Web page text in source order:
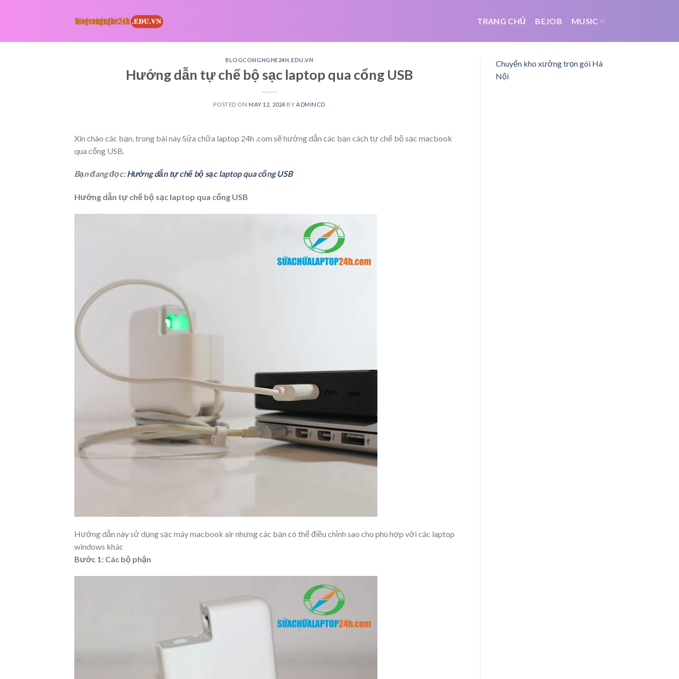
TRANG CHỦ BEJOB MUSIC
BLOGCONGNGHE24H.EDU.VN
Hướng dẫn tự chế bộ sạc laptop qua cổng USB
POSTED ON MAY 12, 2024 BY ADMINCD
Xin chào các bạn, trong bài này Sửa chữa laptop 24h .com sẽ hướng dẫn các bạn cách tự chế bộ sạc macbook
qua cổng USB.
Bạn đang đọc:Hướng dẫn tự chế bộ sạc laptop qua cổng USB
Hướng dẫn tự chế bộ sạc laptop qua cổng USB
Hướng dẫn này sử dụng sạc máy macbook air nhưng các bạn có thể điều chỉnh sao cho phù hợp với các laptop
windows khác
Bước 1: Các bộ phận
Chuyển kho xưởng trọn gói Hà
Nội